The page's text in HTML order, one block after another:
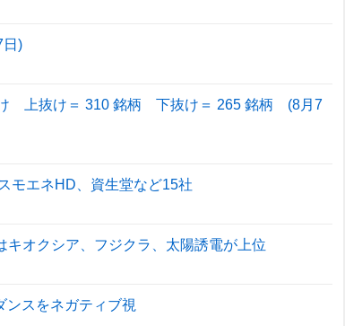
日)
け 上抜け＝ 310 銘柄 下抜け＝ 265 銘柄 (8月7
モエネHD、資生堂など15社
キオクシア、フジクラ、太陽誘電が上位
ンスをネガティブ視